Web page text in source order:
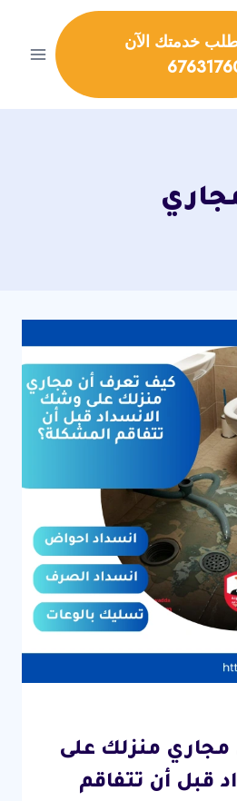
خدمتك الآن
منزلك على
قبل أن تتفاقم